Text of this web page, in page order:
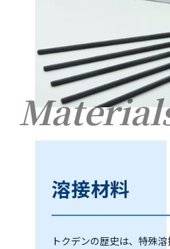
溶接材料
トクデンの歴史は、特殊